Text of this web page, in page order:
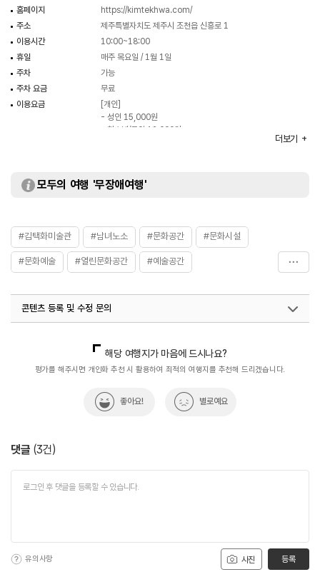
홈페이지
https://kimtekhwa.com/
주소
제주특별자치도 제주시 조천읍 신흥로 1
이용시간
10:00~18:00
휴일
매주 목요일 / 1월 1일
주차
가능
주차 요금
무료
이용요금
[개인]
- 성인 15,000원
- 청소년/군인 12,000원
- 청소년/군인 10,000원
화장실
있음
더보기
모두의 여행 '무장애여행'
#김택화미술관 #남녀노소 #문화공간 #문화시설
#문화예술 #열린문화공간 #예술공간
콘텐츠 등록 및 수정 문의
해당 여행지가 마음에 드시나요?
평가를 해주시면 개인화 추천 시 활용하여 최적의 여행지를 추천해 드리겠습니다.
좋아요! 별로예요
댓글 (3건)
사진
유의사항 등록